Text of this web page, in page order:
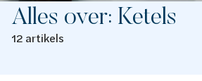
Alles over: Ketels
12 artikels